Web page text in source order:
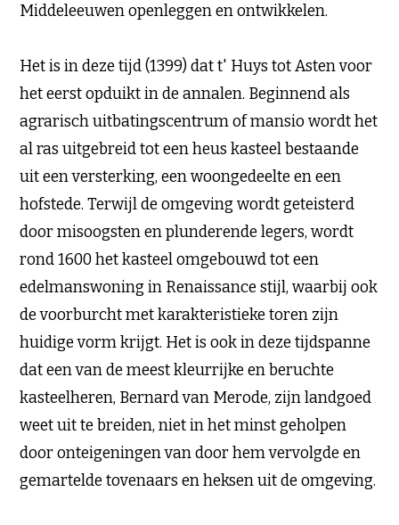
Middeleeuwen openleggen en ontwikkelen.
Het is in deze tijd (1399) dat t' Huys tot Asten voor
het eerst opduikt in de annalen. Beginnend als
agrarisch uitbatingscentrum of mansio wordt het
al ras uitgebreid tot een heus kasteel bestaande
uit een versterking, een woongedeelte en een
hofstede. Terwijl de omgeving wordt geteisterd
door misoogsten en plunderende legers, wordt
rond 1600 het kasteel omgebouwd tot een
edelmanswoning in Renaissance stijl, waarbij ook
de voorburcht met karakteristieke toren zijn
huidige vorm krijgt. Het is ook in deze tijdspanne
dat een van de meest kleurrijke en beruchte
kasteelheren, Bernard van Merode, zijn landgoed
weet uit te breiden, niet in het minst geholpen
door onteigeningen van door hem vervolgde en
gemartelde tovenaars en heksen uit de omgeving.